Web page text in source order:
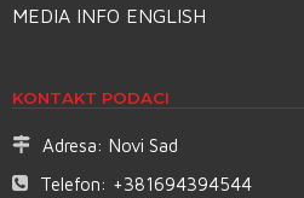
MEDIA INFO ENGLISH
KONTAKT PODACI
Adresa: Novi Sad
Telefon: +381694394544